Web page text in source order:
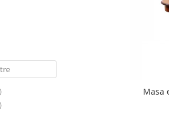
Masa